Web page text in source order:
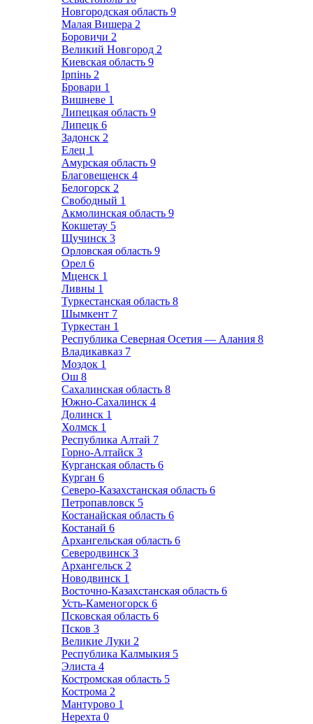
Новгородская область 9
Малая Вишера 2
Боровичи 2
Великий Новгород 2
Киевская область 9
Ірпінь 2
Бровари 1
Вишневе 1
Липецкая область 9
Липецк 6
Задонск 2
Елец 1
Амурская область 9
Благовещенск 4
Белогорск 2
Свободный 1
Акмолинская область 9
Кокшетау 5
Щучинск 3
Орловская область 9
Орел 6
Мценск 1
Ливны 1
Туркестанская область 8
Шымкент 7
Туркестан 1
Республика Северная Осетия — Алания 8
Владикавказ 7
Моздок 1
Ош 8
Сахалинская область 8
Южно-Сахалинск 4
Долинск 1
Холмск 1
Республика Алтай 7
Горно-Алтайск 3
Курганская область 6
Курган 6
Северо-Казахстанская область 6
Петропавловск 5
Костанайская область 6
Костанай 6
Архангельская область 6
Северодвинск 3
Архангельск 2
Новодвинск 1
Восточно-Казахстанская область 6
Усть-Каменогорск 6
Псковская область 6
Псков 3
Великие Луки 2
Республика Калмыкия 5
Элиста 4
Костромская область 5
Кострома 2
Мантурово 1
Нерехта 0